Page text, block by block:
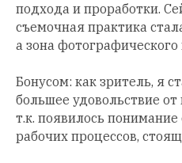
подхода и проработки.
съемочная практика
а зона
Бонусом: как зритель, я
большее удовольствие
т.к. появилось
рабочих процессов,